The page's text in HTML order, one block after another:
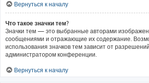
Вернуться к началу
Что такое значки тем?
Значки тем — это выбранные авторами
сообщениями и отражающие их содержание.
использования значков тем зависит от
администратором конференции.
Вернуться к началу